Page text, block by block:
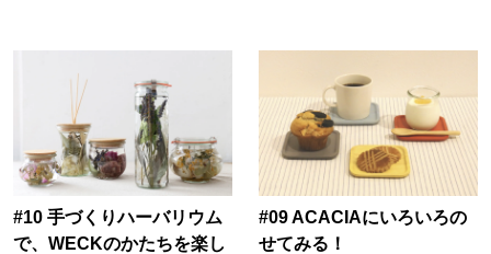
#10 手づくりハーバリウム
で、WECKのかたちを楽し
#09 ACACIAにいろいろの
せてみる！